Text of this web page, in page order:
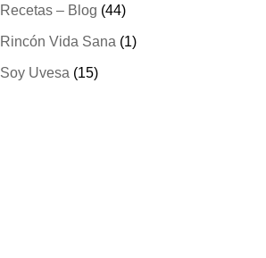
Recetas – Blog (44)
Rincón Vida Sana (1)
Soy Uvesa (15)